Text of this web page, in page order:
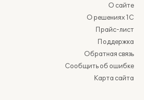
О сайте
О решениях 1С
Прайс-лист
Поддержка
Обратная связь
Сообщить об ошибке
Карта сайта